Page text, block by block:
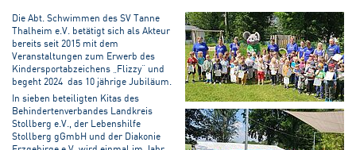
Die Abt. Schwimmen des SV Tanne
Thalheim e.V. betätigt sich als Akteur
bereits seit 2015 mit dem
Veranstaltungen zum Erwerb des
Kindersportabzeichens „Flizzy“ und
begeht 2024 das 10 jährige Jubiläum.
In sieben beteiligten Kitas des
Behindertenverbandes Landkreis
Stollberg e.V., der Lebenshilfe
Stollberg gGmbH und der Diakonie